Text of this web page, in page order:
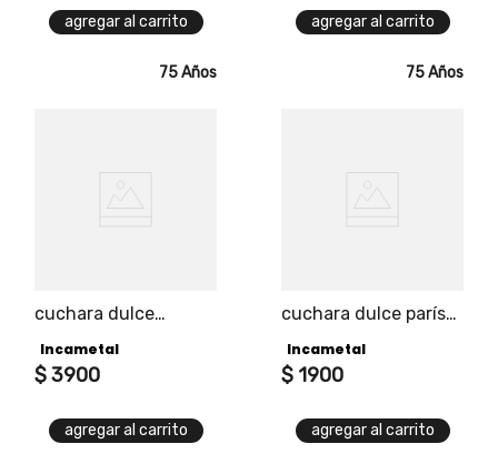
agregar al carrito agregar al carrito
75 Años
cuchara dulce
Incametal
$3900
agregar al carrito
75 Años
cuchara dulce parís
Incametal
$ 1900
agregar al carrito